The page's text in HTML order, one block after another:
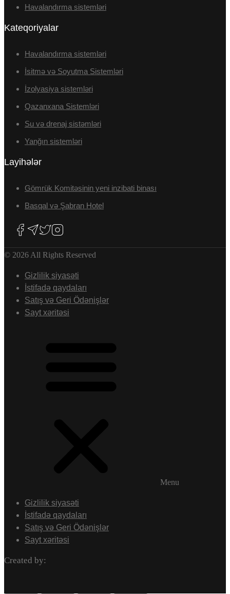
Havalandırma sistemləri
Kateqoriyalar
Havalandırma sistemləri
İsitmə və Soyutma Sistemləri
İzolyasiya sistemləri
Qazanxana Sistemləri
Su və drenaj sistəmləri
Yanğın sistemləri
Layihələr
Gömrük Komitəsinin yeni inzibati binası
Basqal və Şabran Hotel
© 2026 All Rights Reserved
Gizlilik siyasəti
İstifadə qaydaları
Satış və Geri Ödənişlər
Sayt xəritəsi
Menu
Gizlilik siyasəti
İstifadə qaydaları
Satış və Geri Ödənişlər
Sayt xəritəsi
Created by: